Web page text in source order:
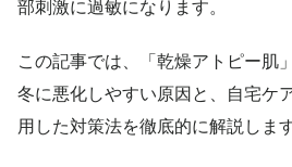
部刺激に過敏になります。
この記事では、「乾燥アトピー肌
冬に悪化しやすい原因と、自宅ケ
用した対策法を徹底的に解説します